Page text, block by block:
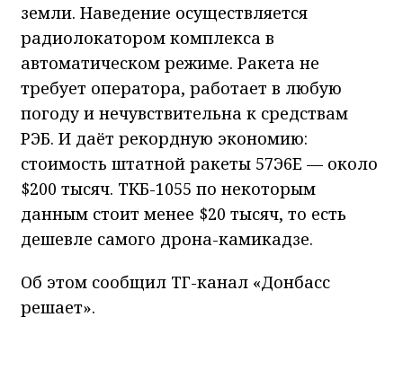
земли. Наведение осуществляется
радиолокатором комплекса в
автоматическом режиме. Ракета не
требует оператора, работает в любую
погоду и нечувствительна к средствам
РЭБ. И даёт рекордную экономию:
стоимость штатной ракеты 57Э6Е — около
$200 тысяч. ТКБ-1055 по некоторым
данным стоит менее $20 тысяч, то есть
дешевле самого дрона-камикадзе.
Об этом сообщил ТГ-канал «Донбасс
решает».